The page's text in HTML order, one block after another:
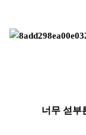
너무 섣부